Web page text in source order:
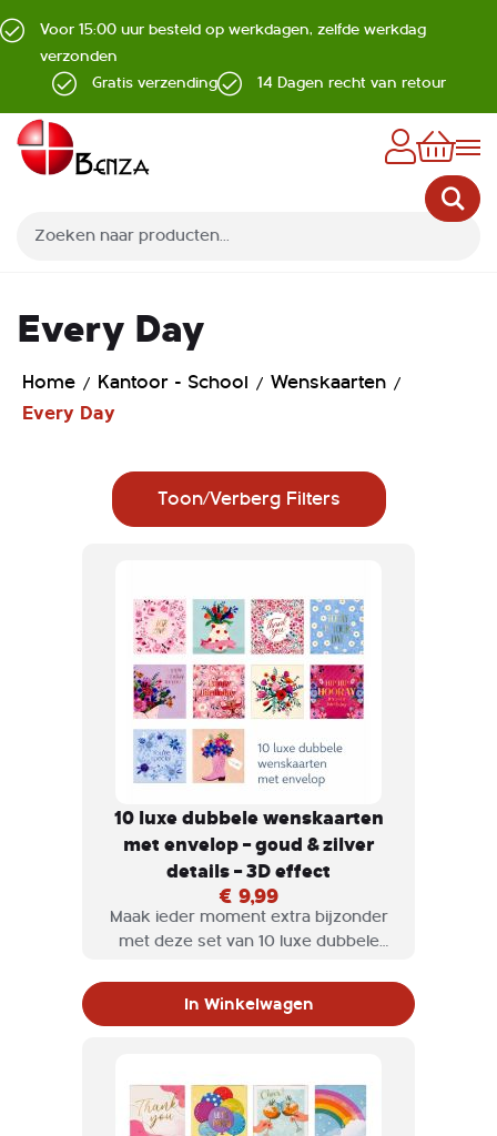
Voor 15:00 uur besteld op werkdagen, zelfde werkdag
verzonden
Gratis verzending
14 Dagen recht van retour
Every Day
Home Kantoor - School Wenskaarten
Every Day
Toon/Verberg Filters
10 luxe dubbele wenskaarten
met envelop – goud & zilver
details – 3D effect
€ 9,99
Maak ieder moment extra bijzonder
met deze set van 10 luxe dubbele
verfijnd 3D-effect. De reliëfdetails en
uitstraling.
In Winkelwagen